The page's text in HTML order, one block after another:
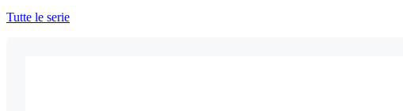
Tutte le serie